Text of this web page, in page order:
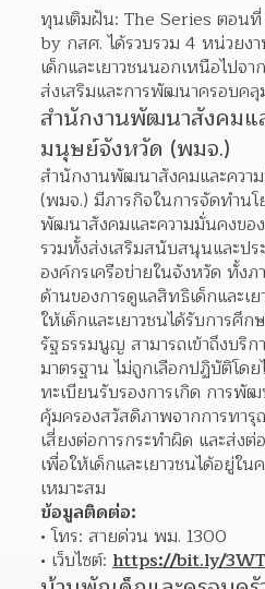
ทุนเติมฝัน: The Series ตอนที่
by กสศ. ได้รวบรวม 4 หน่วย
เด็กและเยาวชนนอกเหนือไปจ
ส่งเสริมและการพัฒนาครอบค
สำนักงานพัฒนาสังคมแ
มนุษย์จังหวัด (พมจ.)
สำนักงานพัฒนาสังคมและควา
(พมจ.) มีภารกิจในการจัดทำน
พัฒนาสังคมและความมั่นคงขอ
รวมทั้งส่งเสริมสนับสนุนและปร
องค์กรเครือข่ายในจังหวัด ทั้ง
ด้านของการดูแลสิทธิเด็กและเ
ให้เด็กและเยาวชนได้รับการศึ
รัฐธรรมนูญ สามารถเข้าถึงบริ
มาตรฐาน ไม่ถูกเลือกปฏิบัติโด
ทะเบียนรับรองการเกิด การพั
คุ้มครองสวัสดิภาพจากการทา
เสี่ยงต่อการกระทำผิด และส่ง
เพื่อให้เด็กและเยาวชนได้อยู่ใ
เหมาะสม
ข้อมูลติดต่อ:
โทร: สายด่วน พม. 1300
เว็บไซต์: https://bit.ly/